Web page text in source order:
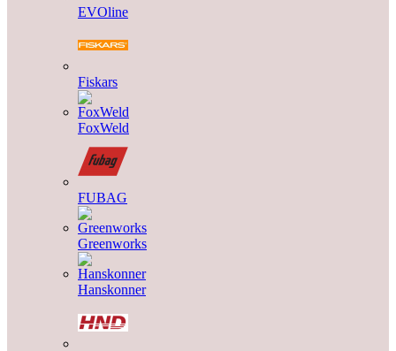
EVOline
Fiskars
FoxWeld
FUBAG
Greenworks
Hanskonner